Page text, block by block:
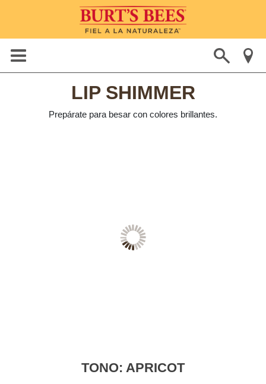
LIP SHIMMER
Prepárate para besar con colores brillantes.
TONO: APRICOT